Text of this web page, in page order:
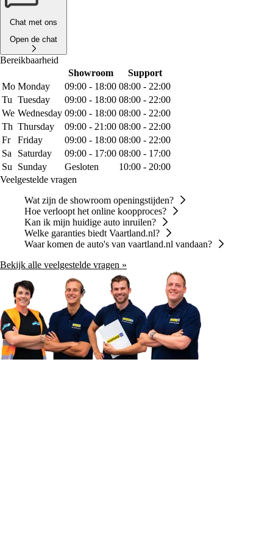
Chat met ons
Open de chat
Bereikbaarheid
Showroom
Support
Mo Monday 09:00 - 18:00 08:00 - 22:00
Tu Tuesday 09:00 - 18:00 08:00 - 22:00
We Wednesday 09:00 - 18:00 08:00 - 22:00
Th Thursday 09:00 - 21:00 08:00 - 22:00
Fr
Friday 09:00 - 18:00 08:00 - 22:00
Sa
Saturday 09:00 - 17:00 08:00 - 17:00
Su
Sunday Gesloten
10:00 - 20:00
Veelgestelde vragen
Wat zijn de showroom openingstijden?
Hoe verloopt het online koopproces?
Kan ik mijn huidige auto inruilen?
Welke garanties biedt Vaartland.nl?
Waar komen de auto's van vaartland.nl vandaan?
Bekijk alle veelgestelde vragen »